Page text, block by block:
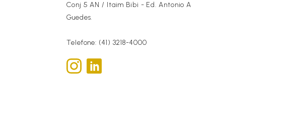
Conj 5 AN / Itaim Bibi - Ed. Antonio A
Guedes.
Telefone: (41) 3218-4000